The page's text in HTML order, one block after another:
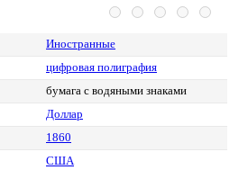
Иностранные
цифровая полиграфия
бумага с водяными знаками
Доллар
1860
США